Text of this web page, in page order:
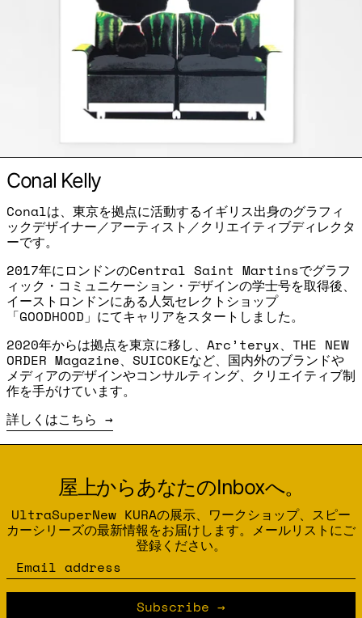
Conal Kelly
Conalは、東京を拠点に活動するイギリス出身のグラフィ
ックデザイナー／アーティスト／クリエイティブディレクタ
ーです。
2017年にロンドンのCentral Saint Martinsでグラフ
ィック・コミュニケーション・デザインの学士号を取得後、
イーストロンドンにある人気セレクトショップ
「GOODHOOD」にてキャリアをスタートしました。
2020年からは拠点を東京に移し、Arc’teryx、THE NEW
ORDER Magazine、SUICOKEなど、国内外のブランドや
メディアのデザインやコンサルティング、クリエイティブ制
作を手がけています。
詳しくはこちら
屋上からあなたのInboxへ。
UltraSuperNew KURAの展示、ワークショップ、スピー
カーシリーズの最新情報をお届けします。メールリストにご
登録ください。
Email address
Subscribe